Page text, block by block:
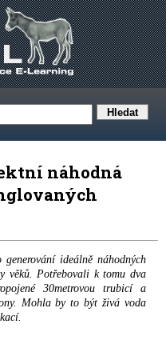
náhodná
ideálně náhodných
věků. Potřebovali k tomu dva
30metrovou trubicí a
Mohla by to být živá voda